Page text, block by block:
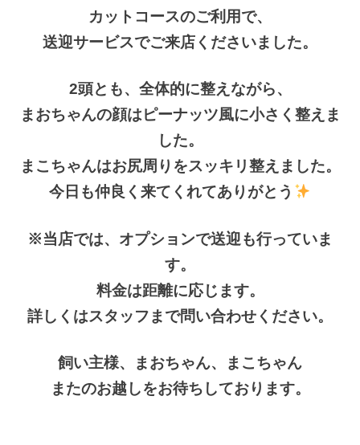
カットコースのご利用で、
送迎サービスでご来店くださいました。
2頭とも、全体的に整えながら、
まおちゃんの顔はピーナッツ風に小さく整えま
した。
まこちゃんはお尻周りをスッキリ整えました。
今日も仲良く来てくれてありがとう
※当店では、オプションで送迎も行っていま
す。
料金は距離に応じます。
詳しくはスタッフまで問い合わせください。
飼い主様、まおちゃん、まこちゃん
またのお越しをお待ちしております。